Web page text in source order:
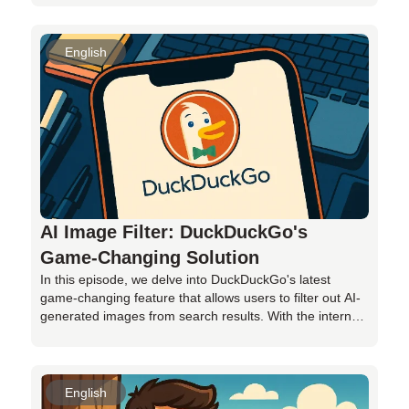
Daten haben kann. Von überzogenen Datenforderungen
bis hin zu potenziellen Sicherheitsrisiken – erhalten Sie
wichtige Einblicke und Warnungen, die Sie zum
Nachdenken anregen werden. Erfahren Sie, warum es
entscheidend ist, informierte Entscheidungen zu treffen
und Ihre Privatsphäre zu schützen. Tauchen Sie ein in
eine Diskussion über die Balance zwischen
Bequemlichkeit und Datenschutz in der Welt der
künstlichen Intelligenz. Bleiben Sie wachsam und
informiert – Ihre Privatsphäre ist unbezahlbar.
AI Image Filter: DuckDuckGo's
Game-Changing Solution
In this episode, we delve into DuckDuckGo's latest
game-changing feature that allows users to filter out AI-
generated images from search results. With the internet
effectiveness, and the motivation behind its introduction.
English
English